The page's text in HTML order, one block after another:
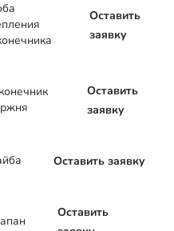
Оставить
заявку
Оставить
заявку
Оставить заявку
Оставить